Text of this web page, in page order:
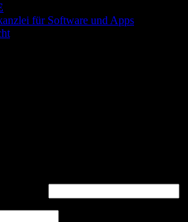
für Software und Apps